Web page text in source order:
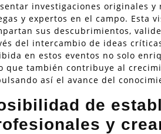
investigaciones originales
y expertos en el campo. Esta
sus descubrimientos,
del intercambio de ideas
en estos eventos no solo
que también contribuye al
así el avance del
de
y